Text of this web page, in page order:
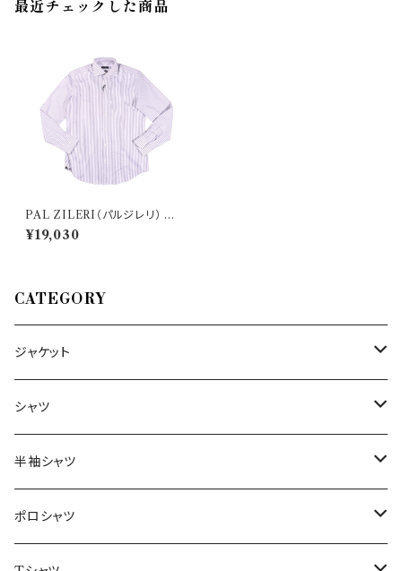
最近チェックした商品
PAL ZILERI（パルジレリ） 長
袖シャツ I 370G30 30000
¥19,030
CATEGORY
ジャケット
～44/S
46/M
48/L
シャツ
～44/S
46/M
半袖シャツ
～44/S
ポロシャツ